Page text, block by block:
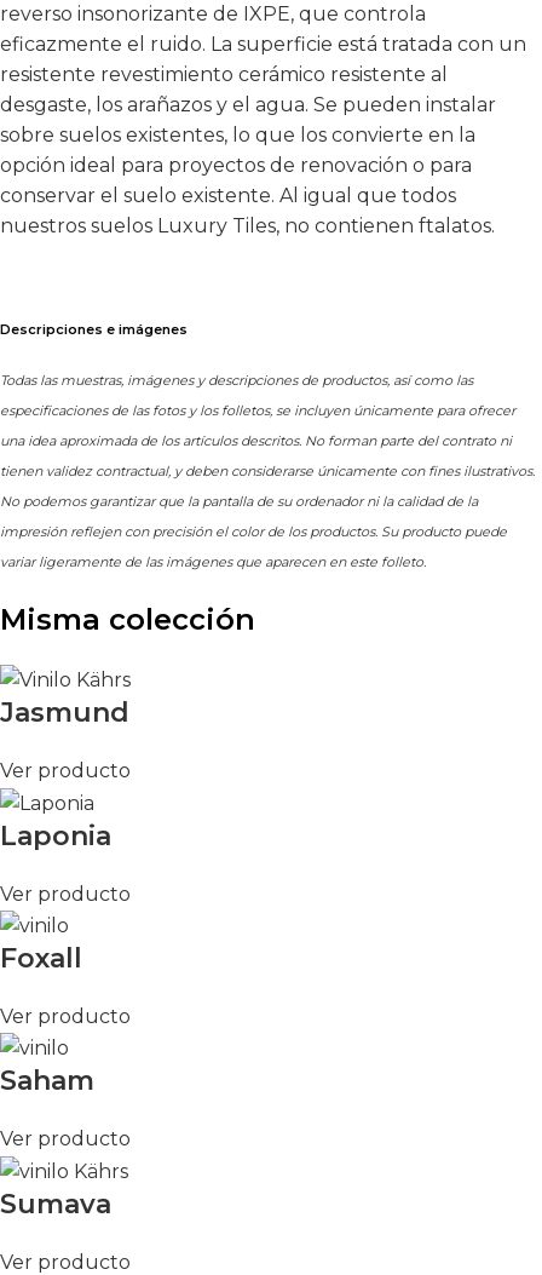
reverso insonorizante de IXPE, que controla
eficazmente el ruido. La superficie está tratada con un
resistente revestimiento cerámico resistente al
desgaste, los arañazos y el agua. Se pueden instalar
sobre suelos existentes, lo que los convierte en la
opción ideal para proyectos de renovación o para
conservar el suelo existente. Al igual que todos
nuestros suelos Luxury Tiles, no contienen ftalatos.
Descripciones e imágenes
Todas las muestras, imágenes y descripciones de productos, así como las
especificaciones de las fotos y los folletos, se incluyen únicamente para ofrecer
una idea aproximada de los artículos descritos. No forman parte del contrato ni
tienen validez contractual, y deben considerarse únicamente con fines ilustrativos.
No podemos garantizar que la pantalla de su ordenador ni la calidad de la
impresión reflejen con precisión el color de los productos. Su producto puede
variar ligeramente de las imágenes que aparecen en este folleto.
Misma colección
Jasmund
Ver producto
Laponia
Ver producto
Foxall
Ver producto
Saham
Ver producto
Sumava
Ver producto